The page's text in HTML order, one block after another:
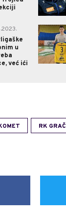
u
već ići
RK